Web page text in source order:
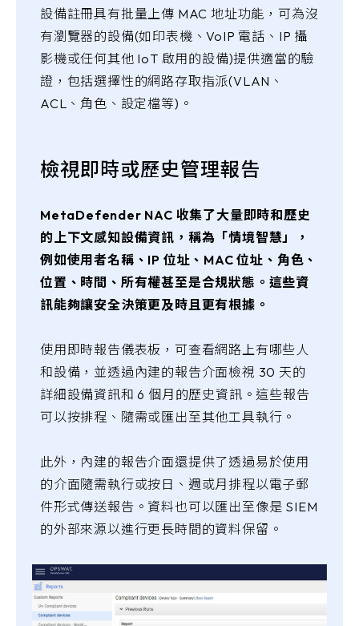
設備註冊具有批量上傳 MAC 地址功能，可為沒
有瀏覽器的設備(如印表機、VoIP 電話、IP 攝
影機或任何其他 IoT 啟用的設備)提供適當的驗
證，包括選擇性的網路存取指派(VLAN、
ACL、角色、設定檔等)。
檢視即時或歷史管理報告
MetaDefender NAC 收集了大量即時和歷史
的上下文感知設備資訊，稱為「情境智慧」，
例如使用者名稱、IP 位址、MAC 位址、角色、
位置、時間、所有權甚至是合規狀態。這些資
訊能夠讓安全決策更及時且更有根據。
使用即時報告儀表板，可查看網路上有哪些人
和設備，並透過內建的報告介面檢視 30 天的
詳細設備資訊和 6 個月的歷史資訊。這些報告
可以按排程、隨需或匯出至其他工具執行。
此外，內建的報告介面還提供了透過易於使用
的介面隨需執行或按日、週或月排程以電子郵
件形式傳送報告。資料也可以匯出至像是 SIEM
的外部來源以進行更長時間的資料保留。